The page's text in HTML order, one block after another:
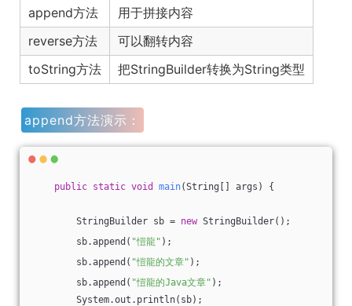
append方法
用于拼接内容
reverse方法
可以翻转内容
toString方法
把StringBuilder转换为String类型
append方法演示：
public static void main(String[] args) {
StringBuilder sb = new StringBuilder();
sb.append( "愷龍" );
sb.append( "愷龍的文章" );
sb.append( "愷龍的Java文章" );
System.out.println(sb);